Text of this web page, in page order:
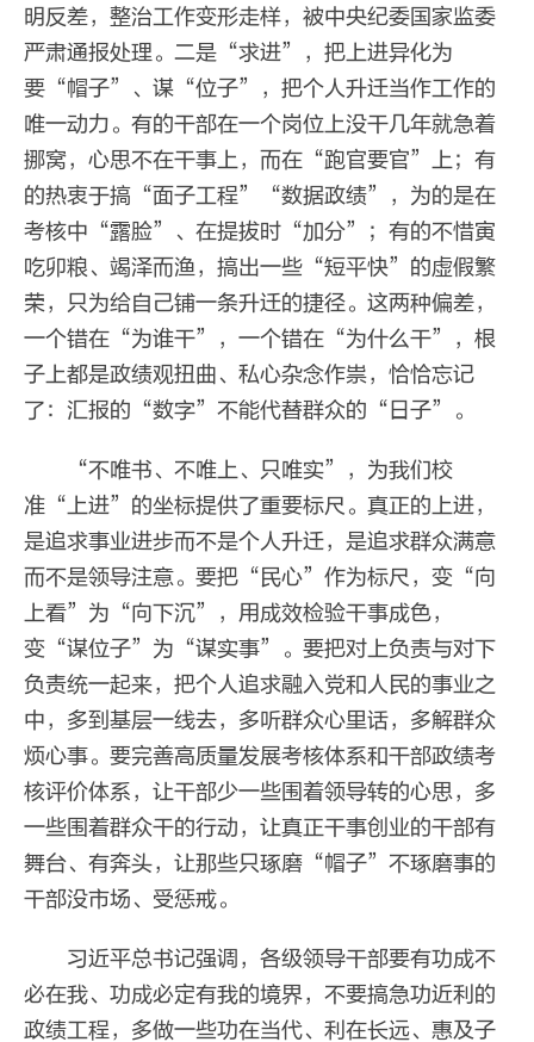
明反差，整治工作变形走样，被中央纪委国家监委
严肃通报处理。二是“求进”，把上进异化为
要“帽子”、谋“位子”，把个人升迁当作工作的
唯一动力。有的干部在一个岗位上没干几年就急着
挪窝，心思不在干事上，而在“跑官要官”上；有
的热衷于搞“面子工程”“数据政绩”，为的是在
考核中“露脸”、在提拔时“加分”；有的不惜寅
吃卯粮、竭泽而渔，搞出一些“短平快”的虚假繁
荣，只为给自己铺一条升迁的捷径。这两种偏差，
一个错在“为谁干”，一个错在“为什么干”，根
子上都是政绩观扭曲、私心杂念作祟，恰恰忘记
了：汇报的“数字”不能代替群众的“日子”。
“不唯书、不唯上、只唯实”，为我们校
准“上进”的坐标提供了重要标尺。真正的上进，
是追求事业进步而不是个人升迁，是追求群众满意
而不是领导注意。要把“民心”作为标尺，变“向
上看”为“向下沉”，用成效检验干事成色，
变“谋位子”为“谋实事”。要把对上负责与对下
负责统一起来，把个人追求融入党和人民的事业之
中，多到基层一线去，多听群众心里话，多解群众
烦心事。要完善高质量发展考核体系和干部政绩考
核评价体系，让干部少一些围着领导转的心思，多
一些围着群众干的行动，让真正干事创业的干部有
舞台、有奔头，让那些只琢磨“帽子”不琢磨事的
干部没市场、受惩戒。
习近平总书记强调，各级领导干部要有功成不
必在我、功成必定有我的境界，不要搞急功近利的
政绩工程，多做一些功在当代、利在长远、惠及子